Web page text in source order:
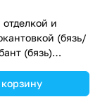
и
(бязь/
(бязь)